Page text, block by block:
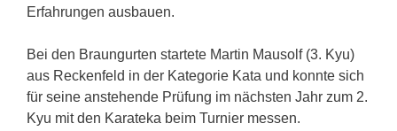
Erfahrungen ausbauen.
Bei den Braungurten startete Martin Mausolf (3. Kyu)
aus Reckenfeld in der Kategorie Kata und konnte sich
für seine anstehende Prüfung im nächsten Jahr zum 2.
Kyu mit den Karateka beim Turnier messen.